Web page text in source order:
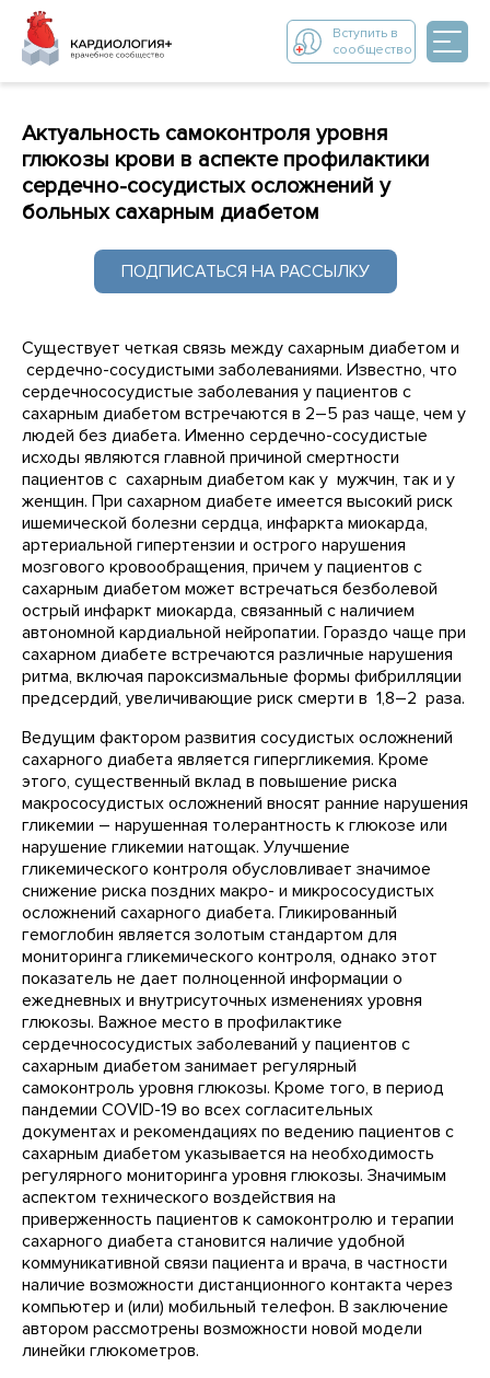
Вступить в
сообщество
Актуальность самоконтроля уровня
глюкозы крови в аспекте профилактики
сердечно-сосудистых осложнений у
больных сахарным диабетом
ПОДПИСАТЬСЯ НА РАССЫЛКУ
Существует четкая связь между сахарным диабетом и
сердечно-сосудистыми заболеваниями. Известно, что
сердечнососудистые заболевания у пациентов с
сахарным диабетом встречаются в 2–5 раз чаще, чем у
людей без диабета. Именно сердечно-сосудистые
исходы являются главной причиной смертности
пациентов с сахарным диабетом как у мужчин, так и у
женщин. При сахарном диабете имеется высокий риск
ишемической болезни сердца, инфаркта миокарда,
артериальной гипертензии и острого нарушения
мозгового кровообращения, причем у пациентов с
сахарным диабетом может встречаться безболевой
острый инфаркт миокарда, связанный с наличием
автономной кардиальной нейропатии. Гораздо чаще при
сахарном диабете встречаются различные нарушения
ритма, включая пароксизмальные формы фибрилляции
предcердий, увеличивающие риск смерти в 1,8–2 раза.
Ведущим фактором развития сосудистых осложнений
сахарного диабета является гипергликемия. Кроме
этого, существенный вклад в повышение риска
макрососудистых осложнений вносят ранние нарушения
гликемии – нарушенная толерантность к глюкозе или
нарушение гликемии натощак. Улучшение
гликемического контроля обусловливает значимое
снижение риска поздних макро- и микрососудистых
осложнений сахарного диабета. Гликированный
гемоглобин является золотым стандартом для
мониторинга гликемического контроля, однако этот
показатель не дает полноценной информации о
ежедневных и внутрисуточных изменениях уровня
глюкозы. Важное место в профилактике
сердечнососудистых заболеваний у пациентов с
сахарным диабетом занимает регулярный
самоконтроль уровня глюкозы. Кроме того, в период
пандемии COVID-19 во всех согласительных
документах и рекомендациях по ведению пациентов с
сахарным диабетом указывается на необходимость
регулярного мониторинга уровня глюкозы. Значимым
аспектом технического воздействия на
приверженность пациентов к самоконтролю и терапии
сахарного диабета становится наличие удобной
коммуникативной связи пациента и врача, в частности
наличие возможности дистанционного контакта через
компьютер и (или) мобильный телефон. В заключение
автором рассмотрены возможности новой модели
линейки глюкометров.